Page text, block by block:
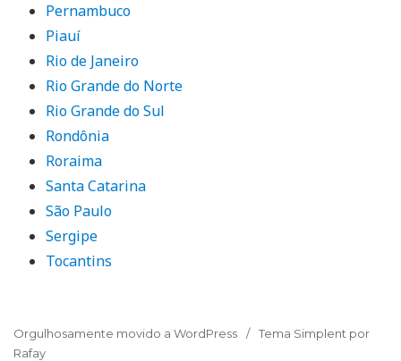
Pernambuco
Piauí
Rio de Janeiro
Rio Grande do Norte
Rio Grande do Sul
Rondônia
Roraima
Santa Catarina
São Paulo
Sergipe
Tocantins
Orgulhosamente movido a WordPress
Tema Simplent por
Rafay